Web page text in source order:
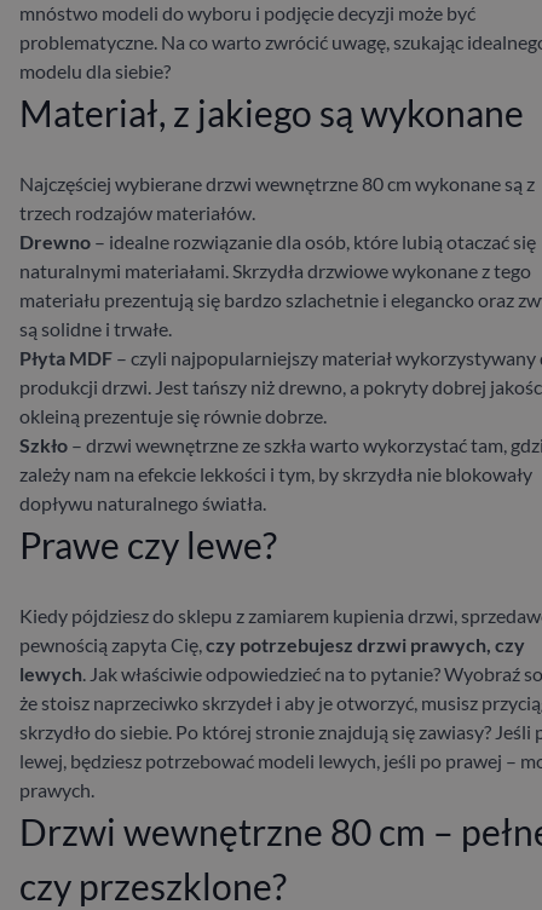
mnóstwo modeli do wyboru i podjęcie decyzji może być
problematyczne. Na co warto zwrócić uwagę, szukając
modelu dla siebie?
Materiał, z jakiego są wykonane
Najczęściej wybierane drzwi wewnętrzne 80 cm wykonane są z
trzech rodzajów materiałów.
Drewno – idealne rozwiązanie dla osób, które lubią otaczać się
naturalnymi materiałami. Skrzydła drzwiowe wykonane z tego
materiału prezentują się bardzo szlachetnie i elegancko oraz
są solidne i trwałe.
Płyta MDF – czyli najpopularniejszy materiał wykorzystywany
produkcji drzwi. Jest tańszy niż drewno, a pokryty dobrej
okleiną prezentuje się równie dobrze.
Szkło – drzwi wewnętrzne ze szkła warto wykorzystać tam,
zależy nam na efekcie lekkości i tym, by skrzydła nie blokowały
dopływu naturalnego światła.
Prawe czy lewe?
Kiedy pójdziesz do sklepu z zamiarem kupienia drzwi,
pewnością zapyta Cię,czy potrzebujesz drzwi prawych, czy
lewych. Jak właściwie odpowiedzieć na to pytanie?Wyobraź
że stoisz naprzeciwko skrzydeł i aby je otworzyć, musisz
skrzydło do siebie. Po której stronie znajdują się zawiasy? Jeśli
lewej, będziesz potrzebować modeli lewych, jeśli po prawej –
prawych.
Drzwi wewnętrzne 80 cm –
czy przeszklone?